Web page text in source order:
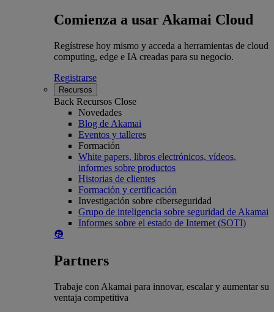
Comienza a usar Akamai Cloud
Regístrese hoy mismo y acceda a herramientas de cloud
computing, edge e IA creadas para su negocio.
Registrarse
Recursos
Back Recursos Close
Novedades
Blog de Akamai
Eventos y talleres
Formación
White papers, libros electrónicos, vídeos,
informes sobre productos
Historias de clientes
Formación y certificación
Investigación sobre ciberseguridad
Grupo de inteligencia sobre seguridad de Akamai
Informes sobre el estado de Internet (SOTI)
Partners
Trabaje con Akamai para innovar, escalar y aumentar su
ventaja competitiva